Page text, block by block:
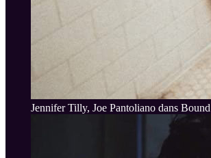
Jennifer Tilly, Joe Pantoliano dans Bound